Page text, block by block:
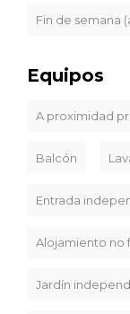
Fin de semana
Equipos
A proximidad
Balcón
Entrada
Alojamiento no
Jardín